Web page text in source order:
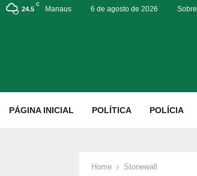
24.5
C
Manaus 6 de agosto de 2026 Sobre
PÁGINA INICIAL POLÍTICA POLÍCIA
Home Stonewall